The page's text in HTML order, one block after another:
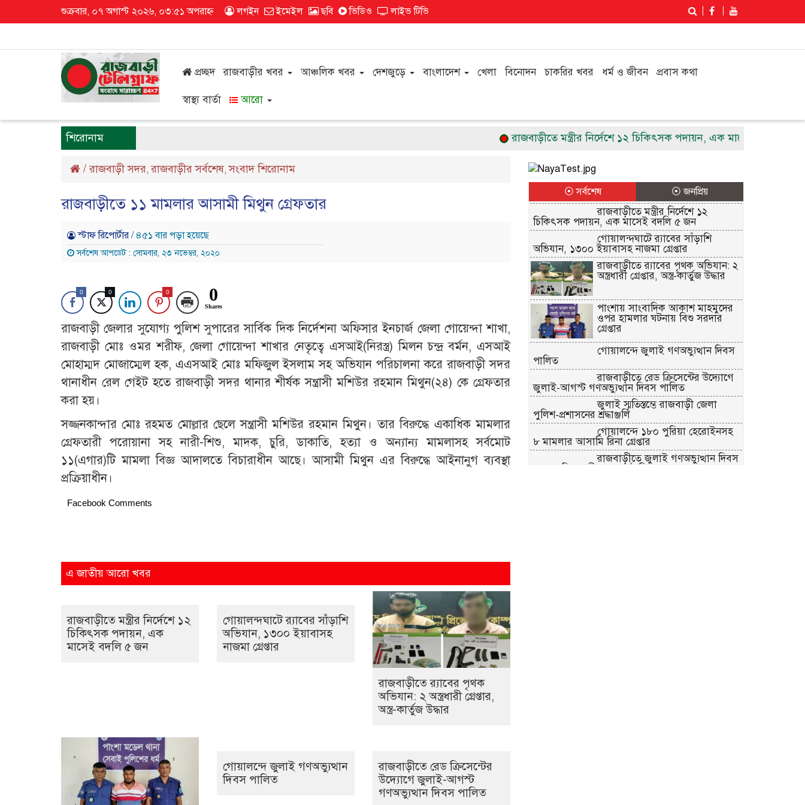
শুক্রবার, ০৭ অগাস্ট ২০২৬, ০৩:৫১ অপরাহ্ন লগইন ইমেইল ছবি ভিডিও লাইভ টিভি
প্রচ্ছদ রাজবাড়ীর খবর আঞ্চলিক খবর দেশজুড়ে বাংলাদেশ খেলা বিনোদন চাকরির খবর ধর্ম ও জীবন প্রবাস কথা
স্বাস্থ্য বার্তা আরো
শিরোনাম রাজবাড়ীতে মন্ত্রীর নির্দেশে ১২ চিকিৎসক পদায়ন, এক মাসেই বদলি ৫ জন
/রাজবাড়ী সদর,রাজবাড়ীর সর্বশেষ,সংবাদ শিরোনাম
রাজবাড়ীতে ১১ মামলার আসামী মিথুন গ্রেফতার
স্টাফ রিপোর্টার/ ৪৫১ বার পড়া হয়েছে
সর্বশেষ আপডেট : সোমবার, ২৩ নভেম্বর, ২০২০
0 0 0 0
Shares
রাজবাড়ী জেলার সুযোগ্য পুলিশ সুপারের সার্বিক দিক নির্দেশনা অফিসার ইনচার্জ জেলা গোয়েন্দা শাখা,
রাজবাড়ী মোঃ ওমর শরীফ, জেলা গোয়েন্দা শাখার নেতৃত্বে এসআই(নিরস্ত্র) মিলন চন্দ্র বর্মন, এসআই
মোহাম্মদ মোজাম্মেল হক, এএসআই মোঃ মফিজুল ইসলাম সহ অভিযান পরিচালনা করে রাজবাড়ী সদর
থানাধীন রেল গেইট হতে রাজবাড়ী সদর থানার শীর্ষক সন্ত্রাসী মশিউর রহমান মিথুন(২৪) কে গ্রেফতার
করা হয়।
সজ্জনকান্দার মোঃ রহমত মোল্লার ছেলে সন্ত্রাসী মশিউর রহমান মিথুন। তার বিরুদ্ধে একাধিক মামলার
গ্রেফতারী পরোয়ানা সহ নারী-শিশু, মাদক, চুরি, ডাকাতি, হত্যা ও অন্যান্য মামলাসহ সর্বমোট
১১(এগার)টি মামলা বিজ্ঞ আদালতে বিচারাধীন আছে। আসামী মিথুন এর বিরুদ্ধে আইনানুগ ব্যবস্থা
প্রক্রিয়াধীন।
Facebook Comments
এ জাতীয় আরো খবর
রাজবাড়ীতে মন্ত্রীর নির্দেশে ১২
চিকিৎসক পদায়ন, এক
মাসেই বদলি ৫ জন
গোয়ালন্দঘাটে র‌্যাবের সাঁড়াশি
অভিযান, ১৩০০ ইয়াবাসহ
নাজমা গ্রেপ্তার
রাজবাড়ীতে র‌্যাবের পৃথক
অভিযান: ২ অস্ত্রধারী গ্রেপ্তার,
অস্ত্র-কার্তুজ উদ্ধার
গোয়ালন্দে জুলাই গণঅভ্যুত্থান
দিবস পালিত
রাজবাড়ীতে রেড ক্রিসেন্টের
উদ্যোগে জুলাই-আগস্ট
গণঅভ্যুত্থান দিবস পালিত
⦿ সর্বশেষ ⦿ জনপ্রিয়
রাজবাড়ীতে মন্ত্রীর নির্দেশে ১২
চিকিৎসক পদায়ন, এক মাসেই বদলি ৫ জন
গোয়ালন্দঘাটে র‌্যাবের সাঁড়াশি
অভিযান, ১৩০০ ইয়াবাসহ নাজমা গ্রেপ্তার
রাজবাড়ীতে র‌্যাবের পৃথক অভিযান: ২
অস্ত্রধারী গ্রেপ্তার, অস্ত্র-কার্তুজ উদ্ধার
পাংশায় সাংবাদিক আকাশ মাহমুদের
ওপর হামলার ঘটনায় বিশু সরদার
গ্রেপ্তার
গোয়ালন্দে জুলাই গণঅভ্যুত্থান দিবস
পালিত
রাজবাড়ীতে রেড ক্রিসেন্টের উদ্যোগে
জুলাই-আগস্ট গণঅভ্যুত্থান দিবস পালিত
জুলাই স্মৃতিস্তম্ভে রাজবাড়ী জেলা
পুলিশ-প্রশাসনের শ্রদ্ধাঞ্জলি
গোয়ালন্দে ১৮০ পুরিয়া হেরোইনসহ
৮ মামলার আসামি রিনা গ্রেপ্তার
রাজবাড়ীতে জুলাই গণঅভ্যুত্থান দিবস